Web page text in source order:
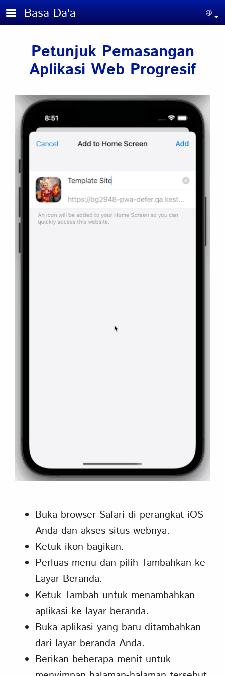
Skip to main content
Basa Da'a
Petunjuk Pemasangan
Aplikasi Web Progresif
Buka browser Safari di perangkat iOS
Anda dan akses situs webnya.
Ketuk ikon bagikan.
Perluas menu dan pilih Tambahkan ke
Layar Beranda.
Ketuk Tambah untuk menambahkan
aplikasi ke layar beranda.
Buka aplikasi yang baru ditambahkan
dari layar beranda Anda.
Berikan beberapa menit untuk